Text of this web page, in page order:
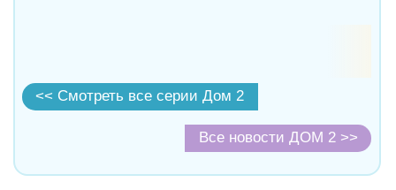
<< Смотреть все серии Дом 2
Все новости ДОМ 2 >>